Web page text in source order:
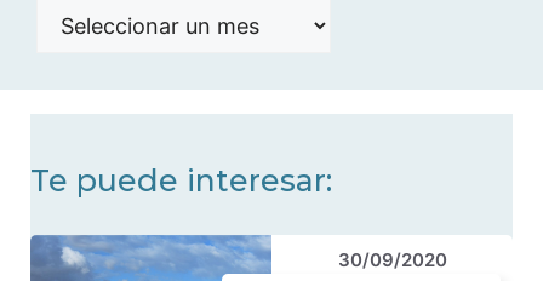
Histórico
Te puede interesar:
30/09/2020